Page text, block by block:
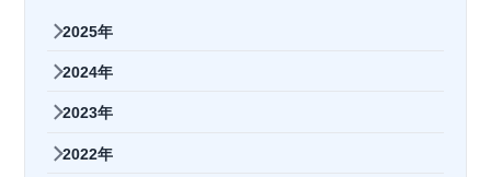
2025年
2024年
2023年
2022年